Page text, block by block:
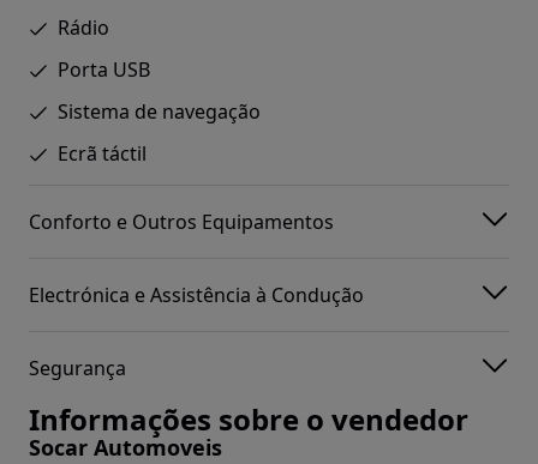
Rádio
Porta USB
Sistema de navegação
Ecrã táctil
Conforto e Outros Equipamentos
Electrónica e Assistência à Condução
Segurança
Informações sobre o vendedor
Socar Automoveis